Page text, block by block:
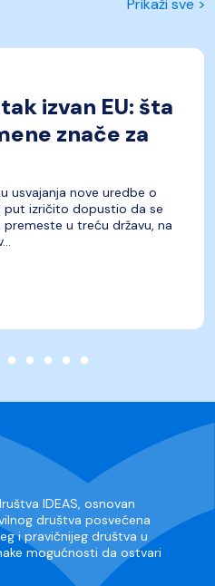
Prikaži sve >
izvan EU: šta
znače za
usvajanja nove uredbe o
put izričito dopustio da se
u treću državu, na
IDEAS, osnovan
društva posvećena
i pravičnijeg društva u
mogućnosti da ostvari